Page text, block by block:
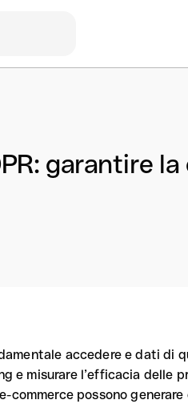
garantire
accedere e dati di
e misurare l’efficacia delle
possono